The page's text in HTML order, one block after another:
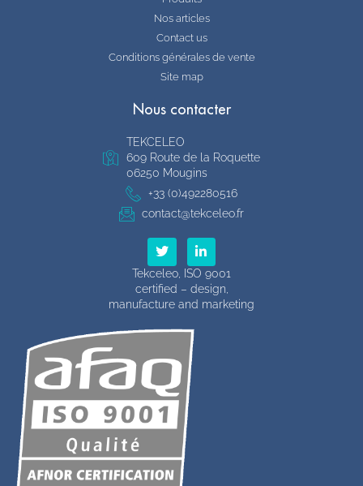
Nos articles
Contact us
Conditions générales de vente
Site map
Nous contacter
TEKCELEO
609 Route de la Roquette
06250 Mougins
+33 (0)492280516
contact@tekceleo.fr
T
w
i
t
t
e
L
i
n
k
e
d
Tekceleo, ISO 9001
certified – design,
manufacture and marketing